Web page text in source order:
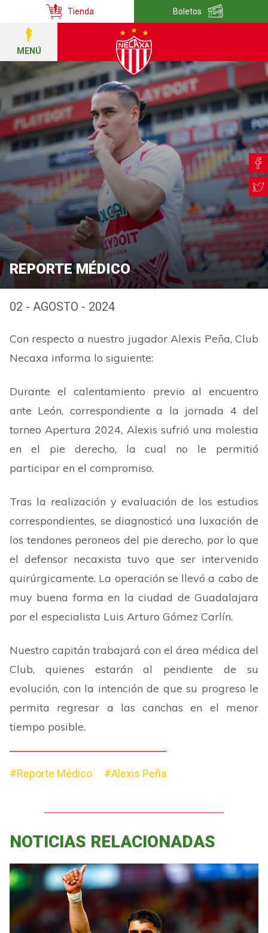
Tienda Boletos
MENÚ
REPORTE MÉDICO
02 - AGOSTO - 2024
Con respecto a nuestro jugador Alexis Peña, Club
Necaxa informa lo siguiente:
Durante el calentamiento previo al encuentro
ante León, correspondiente a la jornada 4 del
torneo Apertura 2024, Alexis sufrió una molestia
en el pie derecho, la cual no le permitió
participar en el compromiso.
Tras la realización y evaluación de los estudios
correspondientes, se diagnosticó una luxación de
los tendones peroneos del pie derecho, por lo que
el defensor necaxista tuvo que ser intervenido
quirúrgicamente. La operación se llevó a cabo de
muy buena forma en la ciudad de Guadalajara
por el especialista Luis Arturo Gómez Carlín.
Nuestro capitán trabajará con el área médica del
Club, quienes estarán al pendiente de su
evolución, con la intención de que su progreso le
permita regresar a las canchas en el menor
tiempo posible.
#Reporte Médico #Alexis Peña
NOTICIAS RELACIONADAS